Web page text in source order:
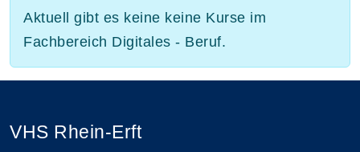
Aktuell gibt es keine keine Kurse im
Fachbereich Digitales - Beruf.
VHS Rhein-Erft